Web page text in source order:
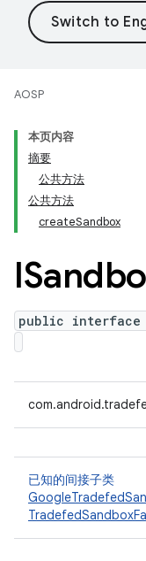
AOSP
本页内容
摘要
公共方法
公共方法
createSandbox
public interface
已知的间接子类